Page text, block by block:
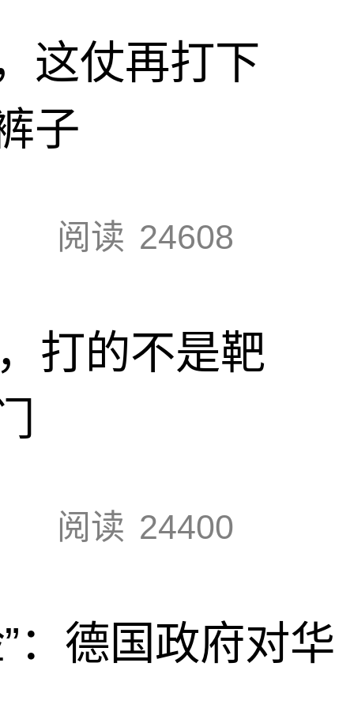
这仗再打下
子
阅读 24608
打的不是靶
阅读 24400
：德国政府对华